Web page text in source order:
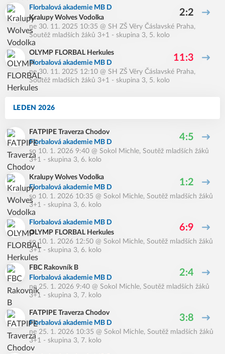
Florbalová akademie MB D
Kralupy Wolves Vodolka
2:2
ne 30. 11. 2025 10:35 @ SH ZŠ Věry Čáslavské Praha,
Soutěž mladších žáků 3+1 - skupina 3, 5. kolo
OLYMP FLORBAL Herkules
Florbalová akademie MB D
11:3
ne 30. 11. 2025 12:10 @ SH ZŠ Věry Čáslavské Praha,
Soutěž mladších žáků 3+1 - skupina 3, 5. kolo
LEDEN 2026
FATPIPE Traverza Chodov
Florbalová akademie MB D
4:5
so 10. 1. 2026 9:40 @ Sokol Michle, Soutěž mladších žáků
3+1 - skupina 3, 6. kolo
Kralupy Wolves Vodolka
Florbalová akademie MB D
1:2
so 10. 1. 2026 10:35 @ Sokol Michle, Soutěž mladších žáků
3+1 - skupina 3, 6. kolo
Florbalová akademie MB D
OLYMP FLORBAL Herkules
6:9
so 10. 1. 2026 12:50 @ Sokol Michle, Soutěž mladších žáků
3+1 - skupina 3, 6. kolo
FBC Rakovník B
Florbalová akademie MB D
2:4
ne 25. 1. 2026 9:40 @ Sokol Michle, Soutěž mladších žáků
3+1 - skupina 3, 7. kolo
FATPIPE Traverza Chodov
Florbalová akademie MB D
3:8
ne 25. 1. 2026 10:35 @ Sokol Michle, Soutěž mladších žáků
3+1 - skupina 3, 7. kolo